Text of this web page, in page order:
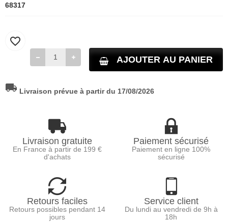
68317
AJOUTER AU PANIER
favorite_border
local_shipping Livraison prévue à partir du 17/08/2026
Livraison gratuite
En France à partir de 199 €
d'achats
Paiement sécurisé
Paiement en ligne 100%
sécurisé
Retours faciles
Retours possibles pendant 14
jours
Service client
Du lundi au vendredi de 9h à
18h